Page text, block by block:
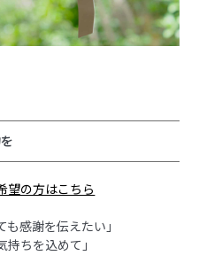
望の方はこちら
も感謝を伝えたい」
持ちを込めて」